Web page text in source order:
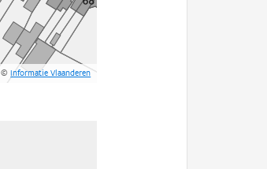
©Informatie Vlaanderen